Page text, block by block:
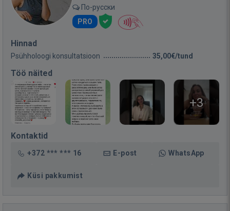
По-русски
PRO
Hinnad
Psühholoogi konsultatsioon 35,00€/tund
Töö näited
+3
Kontaktid
+372 *** *** 16 E-post WhatsApp
Küsi pakkumist